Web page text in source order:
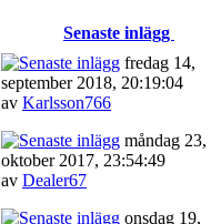
Senaste inlägg
fredag 14,
september 2018, 20:19:04
av Karlsson766
måndag 23,
oktober 2017, 23:54:49
av Dealer67
onsdag 19,